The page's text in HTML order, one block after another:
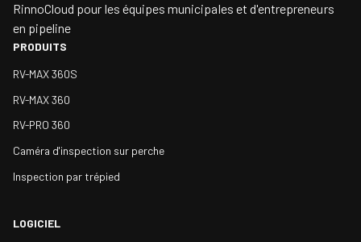
RinnoCloud pour les équipes municipales et d'entrepreneurs
en pipeline
PRODUITS
RV-MAX 360S
RV-MAX 360
RV-PRO 360
Caméra d'inspection sur perche
Inspection par trépied
LOGICIEL